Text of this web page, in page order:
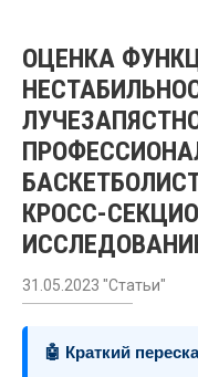
ОЦЕНКА
КРОСС-
31.05.2023 "Статьи"
🤖 Краткий